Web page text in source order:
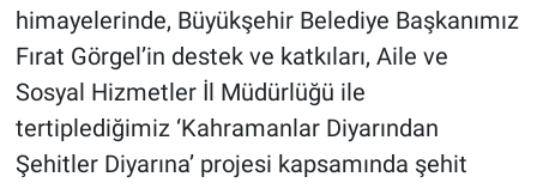
himayelerinde, Büyükşehir Belediye Başkanımız
Fırat Görgel’in destek ve katkıları, Aile ve
Sosyal Hizmetler İl Müdürlüğü ile
tertiplediğimiz ‘Kahramanlar Diyarından
Şehitler Diyarına’ projesi kapsamında şehit